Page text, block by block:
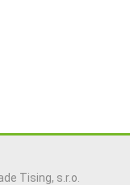
Tising, s.r.o.